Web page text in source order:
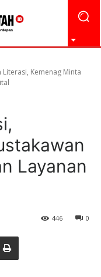
Literasi, Kemenag Minta
Layanan
0
446